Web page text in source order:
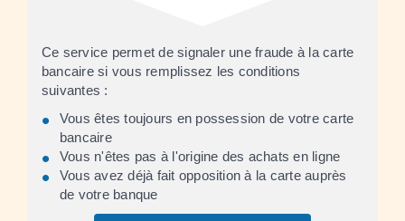
Ce service permet de signaler une fraude à la carte
bancaire si vous remplissez les conditions
suivantes :
Vous êtes toujours en possession de votre carte
bancaire
Vous n'êtes pas à l'origine des achats en ligne
Vous avez déjà fait opposition à la carte auprès
de votre banque